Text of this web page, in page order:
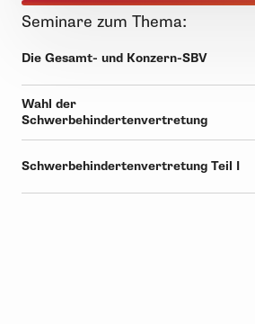
Seminare zum Thema:
Die Gesamt- und Konzern-SBV
Wahl der
Schwerbehindertenvertretung
Schwerbehindertenvertretung Teil I